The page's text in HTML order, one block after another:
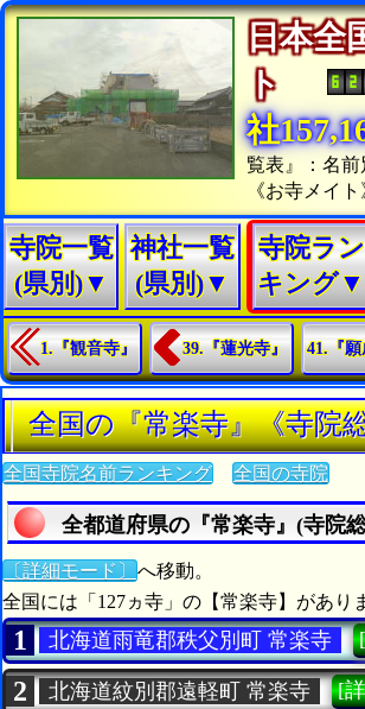
日本全
ト
社
覧表』：名前
《お寺メイ
寺院一覧
(県別)▼
神社一覧
(県別)▼
寺院ラン
キング▼
1.『観音寺』 39.『蓮光寺』 41.『
全国の『常楽寺』《寺院
全国寺院名前ランキング 全国の寺院
全都道府県の『常楽寺』(寺院
〔詳細モード〕 へ移動。
全国には「127ヵ寺」の【常楽寺】があり
1 北海道雨竜郡秩父別町 常楽寺
2 北海道紋別郡遠軽町 常楽寺 [